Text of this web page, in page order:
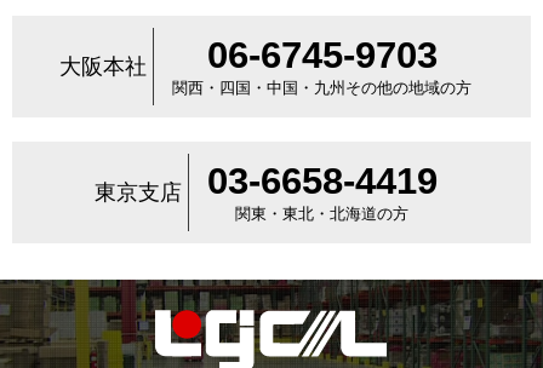
大阪本社 06-6745-9703
関西・四国・中国・九州その他の地域の方
東京支店 03-6658-4419
関東・東北・北海道の方